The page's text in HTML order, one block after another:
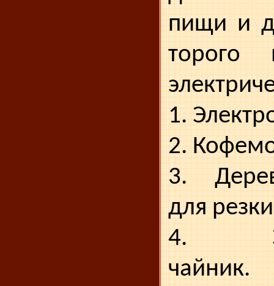
пищи и
торого
1.
2.
3.
для
4.
чайник.